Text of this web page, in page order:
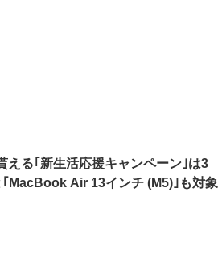
る｢新生活応援キャンペーン｣は3
MacBook Air 13インチ (M5)｣も対象